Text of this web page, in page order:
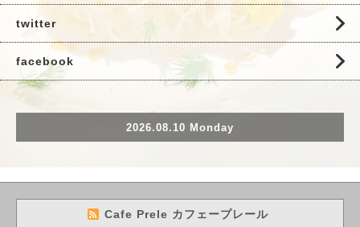
twitter
facebook
2026.08.10 Monday
Cafe Prele カフェープレール